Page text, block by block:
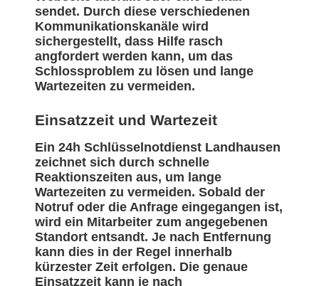
sendet. Durch diese verschiedenen
Kommunikationskanäle wird
sichergestellt, dass Hilfe rasch
angfordert werden kann, um das
Schlossproblem zu lösen und lange
Wartezeiten zu vermeiden.
Einsatzzeit und Wartezeit
Ein 24h Schlüsselnotdienst Landhausen
zeichnet sich durch schnelle
Reaktionszeiten aus, um lange
Wartezeiten zu vermeiden. Sobald der
Notruf oder die Anfrage eingegangen ist,
wird ein Mitarbeiter zum angegebenen
Standort entsandt. Je nach Entfernung
kann dies in der Regel innerhalb
kürzester Zeit erfolgen. Die genaue
Einsatzzeit kann je nach